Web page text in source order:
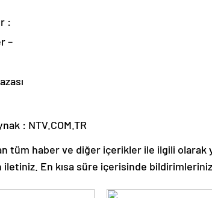
:
–
: NTV.COM.TR
tüm haber ve diğer içerikler ile ilgili
En kısa süre içerisinde